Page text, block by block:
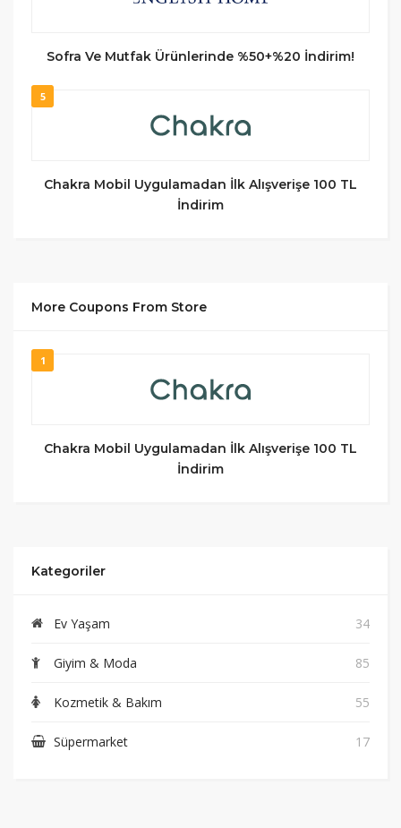
Sofra Ve Mutfak Ürünlerinde %50+%20 İndirim!
5
Chakra Mobil Uygulamadan İlk Alışverişe 100 TL
İndirim
More Coupons From Store
1
Chakra Mobil Uygulamadan İlk Alışverişe 100 TL
İndirim
Kategoriler
Ev Yaşam 34
Giyim & Moda 85
Kozmetik & Bakım 55
Süpermarket 17